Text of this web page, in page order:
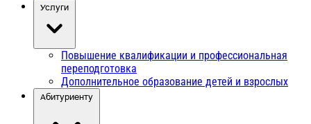
Услуги
Повышение квалификации и профессиональная
переподготовка
Дополнительное образование детей и взрослых
Абитуриенту